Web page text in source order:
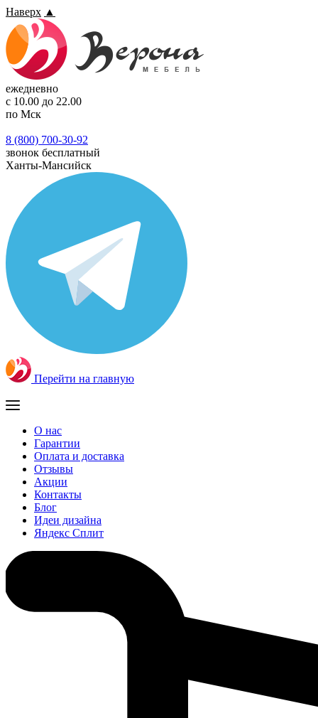
Наверх ▲
ежедневно
с 10.00 до 22.00
по Мск
8 (800) 700-30-92
звонок бесплатный
Ханты-Мансийск
Перейти на главную
О нас
Гарантии
Оплата и доставка
Отзывы
Акции
Контакты
Блог
Идеи дизайна
Яндекс Сплит